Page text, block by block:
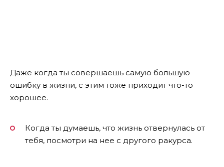
Даже когда ты совершаешь самую большую
ошибку в жизни, с этим тоже приходит что-то
хорошее.
Когда ты думаешь, что жизнь отвернулась от
тебя, посмотри на нее с другого ракурса.